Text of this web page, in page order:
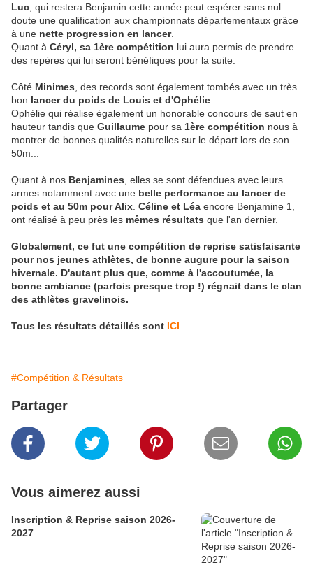
Luc , qui restera Benjamin cette année peut espérer sans nul
doute une qualification aux championnats départementaux grâce
à une nette progression en lancer.
Quant à Céryl, sa 1ère compétition lui aura permis de prendre
des repères qui lui seront bénéfiques pour la suite.
Côté Minimes , des records sont également tombés avec un très
bon lancer du poids de Louis et d'Ophélie
Ophélie qui réalise également un honorable concours de saut en
hauteur tandis que Guillaume pour sa 1ère compétition nous à
montrer de bonnes qualités naturelles sur le départ lors de son
50m...
Quant à nos Benjamines , elles se sont défendues avec leurs
armes notamment avec une belle performance au lancer de
poids et au 50m pour Alix Céline et Léa encore Benjamine 1,
ont réalisé à peu près les mêmes résultats que l'an dernier.
Globalement, ce fut une compétition de reprise satisfaisante
pour nos jeunes athlètes, de bonne augure pour la saison
hivernale. D'autant plus que, comme à l'accoutumée, la
bonne ambiance (parfois presque trop !) régnait dans le clan
des athlètes gravelinois.
Tous les résultats détaillés sont ICI
#Compétition & Résultats
Partager
Vous aimerez aussi
Inscription & Reprise saison 2026-
2027